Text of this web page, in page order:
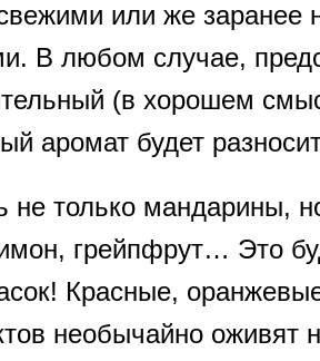
или же заранее
В любом случае,
(в хорошем
аромат будет
не только мандарины,
грейпфрут… Это
Красные,
необычайно оживят